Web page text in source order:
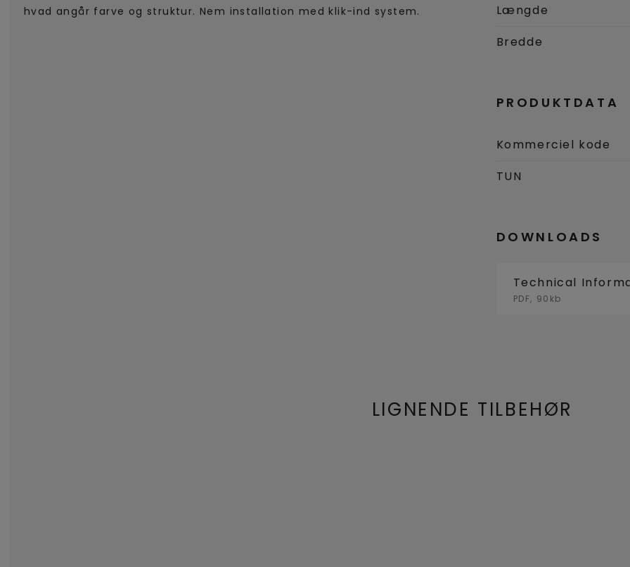
hvad angår farve og struktur. Nem installation med klik-ind system.
Længde
Bredde
PRODUKTDATA
Kommerciel kode
TUN
DOWNLOADS
Technical
PDF, 90kb
LIGNENDE TILBEHØR